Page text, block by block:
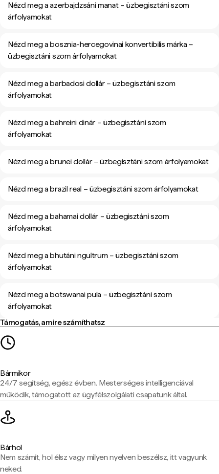
Nézd meg a azerbajdzsáni manat – üzbegisztáni szom
árfolyamokat
Nézd meg a bosznia-hercegovinai konvertibilis márka –
üzbegisztáni szom árfolyamokat
Nézd meg a barbadosi dollár – üzbegisztáni szom
árfolyamokat
Nézd meg a bahreini dinár – üzbegisztáni szom
árfolyamokat
Nézd meg a brunei dollár – üzbegisztáni szom árfolyamokat
Nézd meg a brazil real – üzbegisztáni szom árfolyamokat
Nézd meg a bahamai dollár – üzbegisztáni szom
árfolyamokat
Nézd meg a bhutáni ngultrum – üzbegisztáni szom
árfolyamokat
Nézd meg a botswanai pula – üzbegisztáni szom
árfolyamokat
Támogatás, amire számíthatsz
Bármikor
24/7 segítség, egész évben. Mesterséges intelligenciával
működik, támogatott az ügyfélszolgálati csapatunk által.
Bárhol
Nem számít, hol élsz vagy milyen nyelven beszélsz, itt vagyunk
neked.